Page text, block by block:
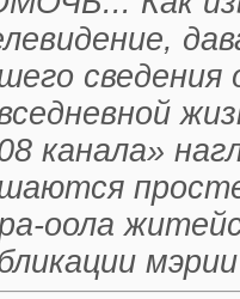
канала»
оола